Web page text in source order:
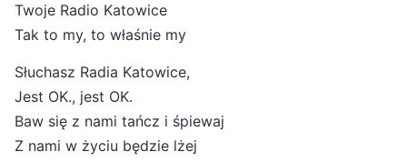
Twoje Radio Katowice
Tak to my, to właśnie my
Słuchasz Radia Katowice,
Jest OK., jest OK.
Baw się z nami tańcz i śpiewaj
Z nami w życiu będzie lżej